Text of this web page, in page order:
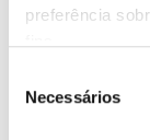
preferência
Se permitir,
Necessários
Opções de